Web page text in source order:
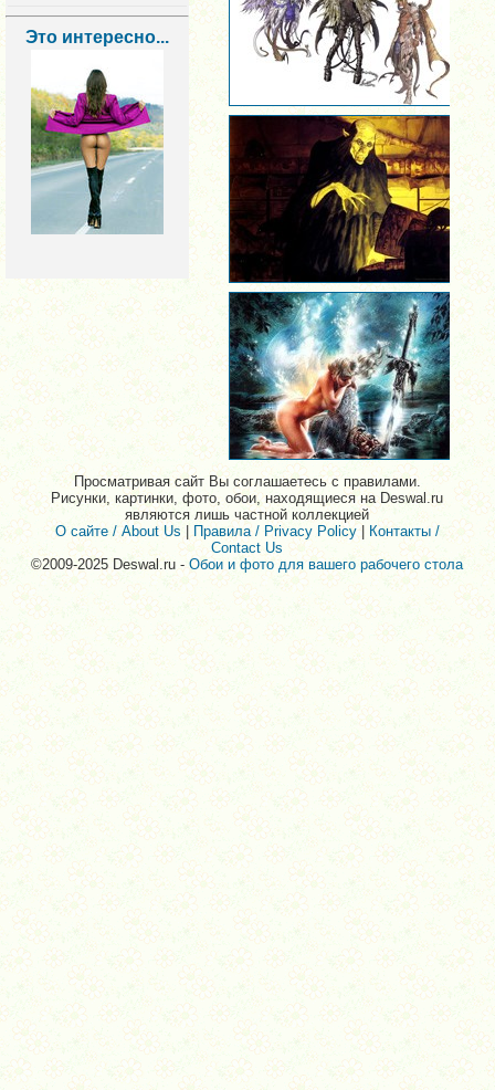
Это интересно...
Просматривая сайт Вы соглашаетесь с правилами.
Рисунки, картинки, фото, обои, находящиеся на Deswal.ru
являются лишь частной коллекцией
О сайте / About Us
Правила / Privacy Policy| Контакты /
Contact Us
©2009-2025 Deswal.ru -Обои и фото для вашего рабочего стола